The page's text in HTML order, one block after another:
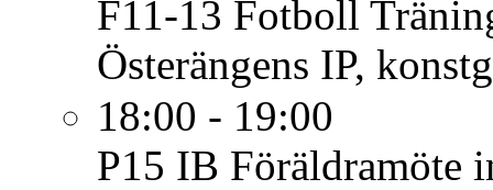
F11-13 Fotboll
Österängens IP,
18:00 - 19:00
P15 IB Föräldramöte